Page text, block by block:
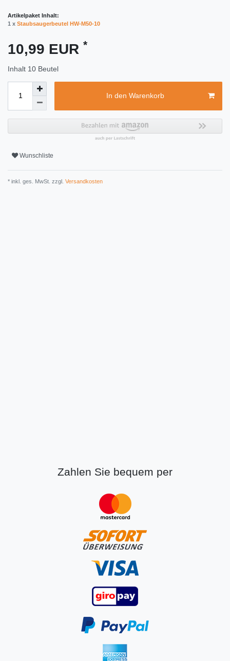
Artikelpaket Inhalt:
1 x Staubsaugerbeutel HW-M50-10
10,99 EUR *
Inhalt 10 Beutel
In den Warenkorb
Wunschliste
* inkl. ges. MwSt. zzgl. Versandkosten
Zahlen Sie bequem per